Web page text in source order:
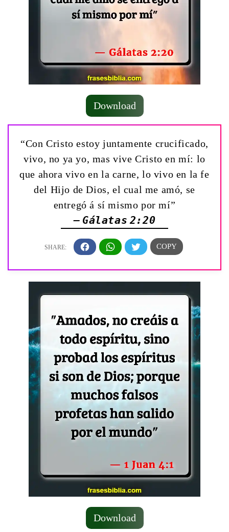
Download
“Con Cristo estoy juntamente crucificado,
vivo, no ya yo, mas vive Cristo en mí: lo
que ahora vivo en la carne, lo vivo en la fe
del Hijo de Dios, el cual me amó, se
entregó á sí mismo por mí”
— Gálatas 2:20
Download